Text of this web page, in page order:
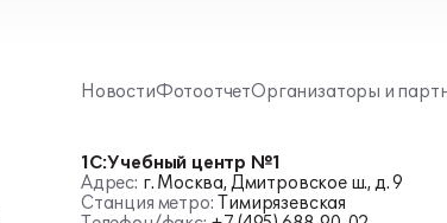
НовостиФотоотчетОрганизаторы и
1С:Учебный центр №1
Адрес: г. Москва, Дмитровское ш., д. 9
Станция метро: Тимирязевская